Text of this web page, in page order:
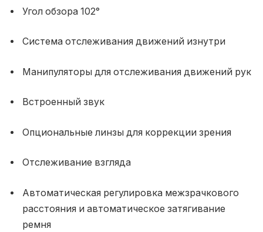
Угол обзора 102°
Система отслеживания движений изнутри
Манипуляторы для отслеживания движений рук
Встроенный звук
Опциональные линзы для коррекции зрения
Отслеживание взгляда
Автоматическая регулировка межзрачкового
расстояния и автоматическое затягивание
ремня